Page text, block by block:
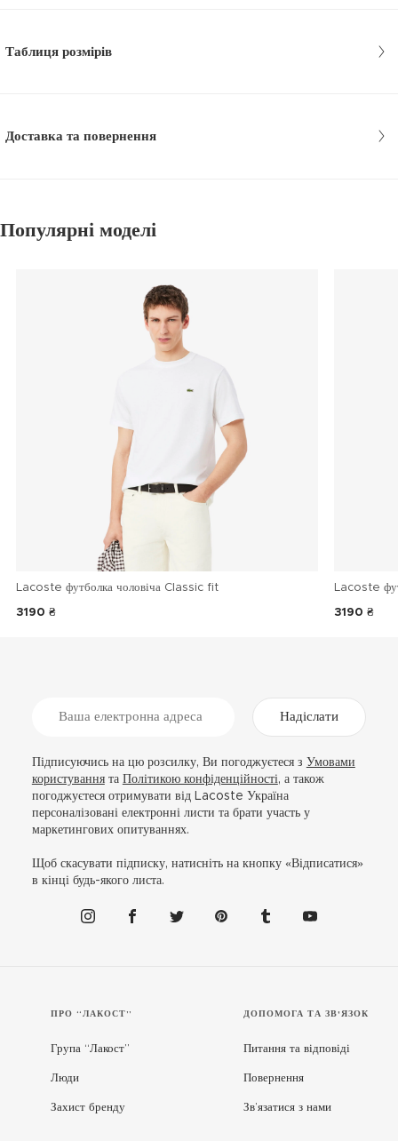
Таблиця розмірів
Доставка та повернення
Популярні моделі
Lacoste футболка чоловіча Classic fit
3190 ₴
Lacoste
3190 ₴
Надіслати
Підписуючись на цю розсилку, Ви погоджуєтеся з Умовами
користуваннята Політикою конфіденційності, а також
погоджуєтеся отримувати від Lacoste Україна
персоналізовані електронні листи та брати участь у
маркетингових опитуваннях.
Щоб скасувати підписку, натисніть на кнопку «Відписатися»
в кінці будь-якого листа.
ПРО “ЛАКОСТ”
Група “Лакост”
Люди
Захист бренду
ДОПОМОГА ТА ЗВ'ЯЗОК
Питання та відповіді
Повернення
Зв’язатися з нами